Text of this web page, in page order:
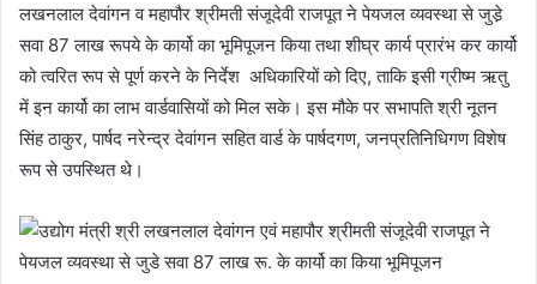
लखनलाल देवांगन व महापौर श्रीमती संजूदेवी राजपूत ने पेयजल व्यवस्था से जुडे़
सवा 87 लाख रूपये के कार्यो का भूमिपूजन किया तथा शीघ्र कार्य प्रारंभ कर कार्यो
को त्वरित रूप से पूर्ण करने के निर्देश अधिकारियों को दिए, ताकि इसी ग्रीष्म ऋतु
में इन कार्यो का लाभ वार्डवासियों को मिल सके। इस मौके पर सभापति श्री नूतन
सिंह ठाकुर, पार्षद नरेन्द्र देवांगन सहित वार्ड के पार्षदगण, जनप्रतिनिधिगण विशेष
रूप से उपस्थित थे।